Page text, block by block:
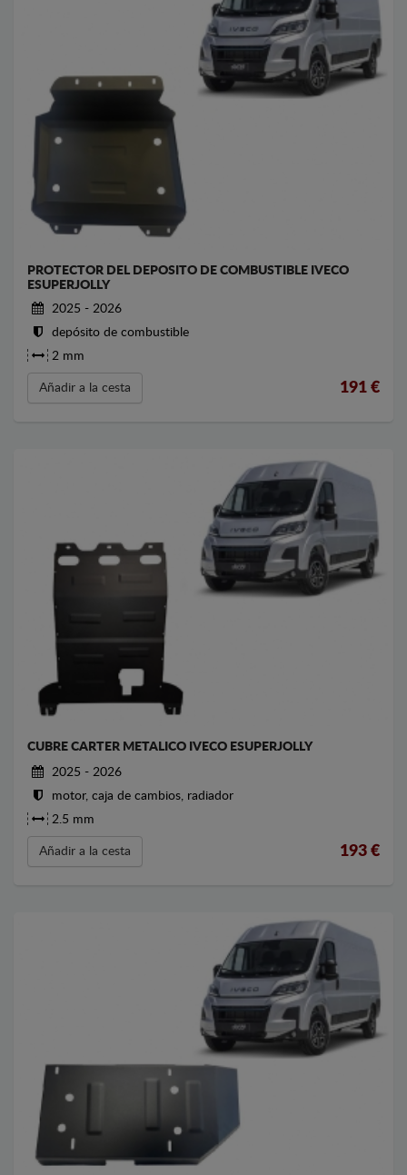
PROTECTOR DEL DEPOSITO DE COMBUSTIBLE IVECO
ESUPERJOLLY
2025 - 2026
depósito de combustible
2 mm
Añadir a la cesta 191 €
CUBRE CARTER METALICO IVECO ESUPERJOLLY
2025 - 2026
motor, caja de cambios, radiador
2.5 mm
Añadir a la cesta 193 €